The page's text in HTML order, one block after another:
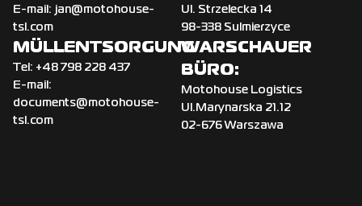
E-mail: jan@motohouse-
tsl.com
MÜLLENTSORGUNG
Tel: +‌48 798 228 437
E-mail:
documents@motohouse-
tsl.com
Ul. Strzelecka 14
98-338 Sulmierzyce
WARSCHAUER
BÜRO:
Motohouse Logistics
Ul.Marynarska 21.12
02-676 Warszawa